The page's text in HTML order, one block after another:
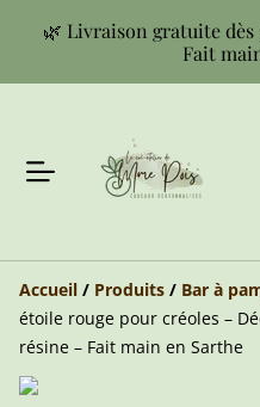
🌿 Livraison gratuite dès
Fait
Accueil / Produits / Bar à
étoile rouge pour créoles –
résine – Fait main en Sarthe